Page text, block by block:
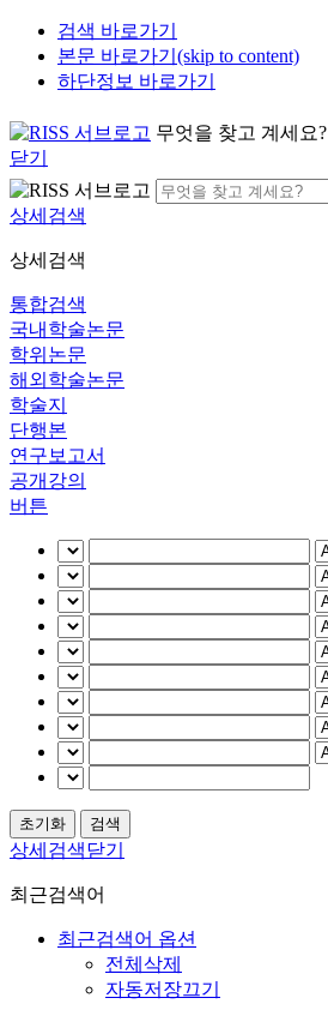
검색 바로가기
본문 바로가기(skip to content)
하단정보 바로가기
무엇을 찾고 계세요?
닫기
상세검색
상세검색
통합검색
국내학술논문
학위논문
해외학술논문
학술지
단행본
연구보고서
공개강의
버튼
상세검색닫기
최근검색어
최근검색어 옵션
전체삭제
자동저장끄기